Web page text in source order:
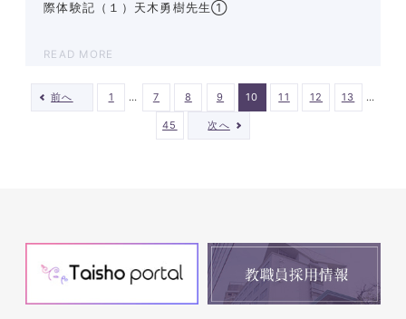
際体験記（１）天木勇樹先生①
READ MORE
前へ 1 … 7 8 9 10 11 12 13 …
45 次へ